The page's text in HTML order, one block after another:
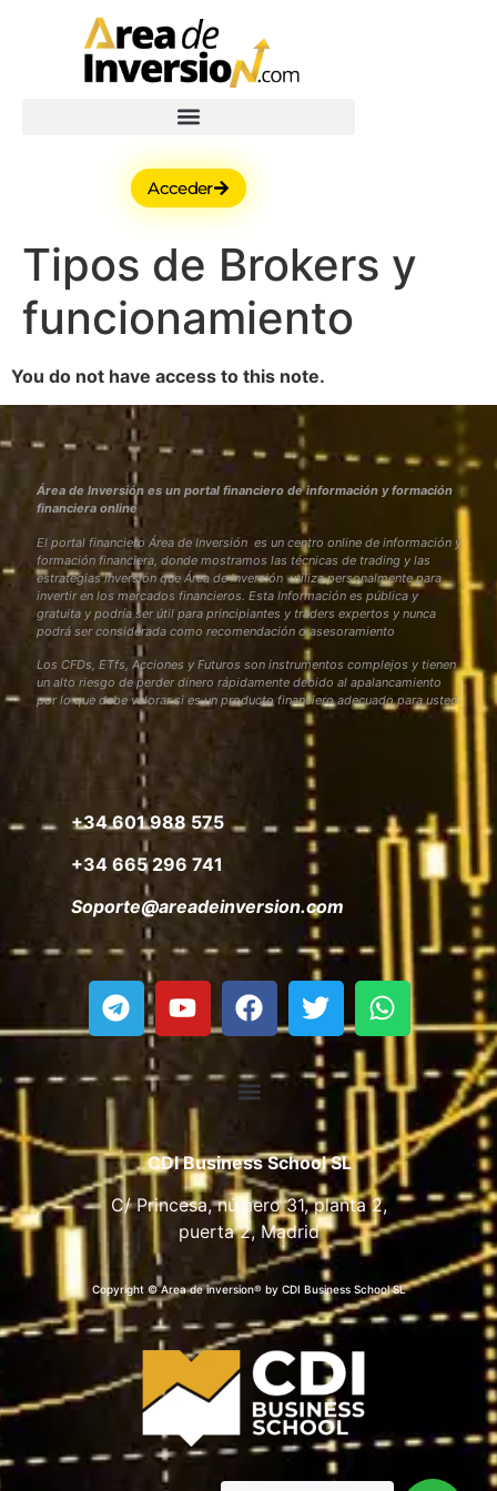
Acceder
Tipos de Brokers y
funcionamiento
You do not have access to this note.
Área de Inversión es un portal financiero de información y formación
financiera online
El portal financiero Área de Inversión es un centro online de información y
formación financiera, donde mostramos las técnicas de trading y las
estrategias inversión que Área de Inversión utiliza personalmente para
invertir en los mercados financieros. Esta Información es pública y
gratuita y podría ser útil para principiantes y traders expertos y nunca
podrá ser considerada como recomendación o asesoramiento
Los CFDs, ETfs, Acciones y Futuros son instrumentos complejos y tienen
un alto riesgo de perder dinero rápidamente debido al apalancamiento
por lo que debe valorar si es un producto financiero adecuado para usted
+34 601 988 575
+34 665 296 741
Soporte@areadeinversion.com
CDI Business School SL
C/ Princesa, número 31, planta 2,
puerta 2, Madrid
Copyright © Area de inversion® by CDI Business School SL